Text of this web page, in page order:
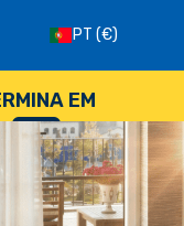
PT (€)
EM
--
SEGUNDOS